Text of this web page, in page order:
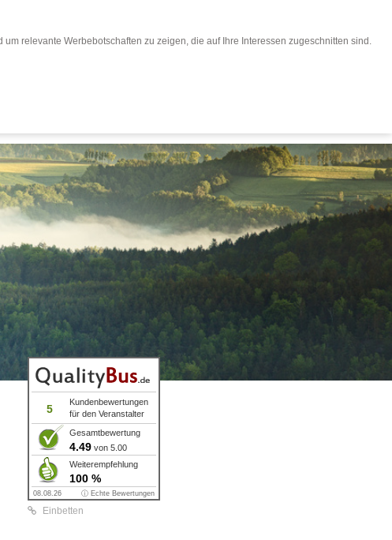
relevante Werbebotschaften zu zeigen, die auf Ihre Interessen zugeschnitten sind.
5
Kundenbewertungen
für den Veranstalter
Gesamtbewertung
4.49 von 5.00
Weiterempfehlung
100 %
08.08.26 ⓘ Echte Bewertungen
Einbetten